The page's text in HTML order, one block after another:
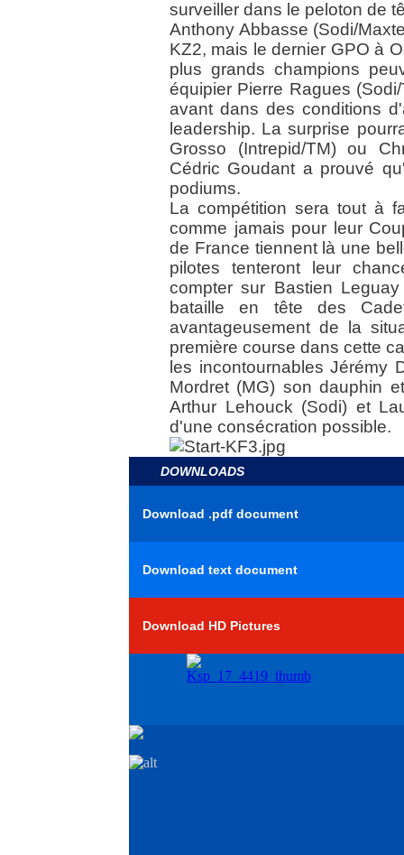
surveiller dans le peloton de
Anthony Abbasse (Sodi/
KZ2, mais le dernier GPO à
plus grands champions
équipier Pierre Ragues
avant dans des conditions
leadership. La surprise
Grosso (Intrepid/TM) ou
Cédric Goudant a prouvé
podiums.
La compétition sera tout à
comme jamais pour leur
de France tiennent là une
pilotes tenteront leur
compter sur Bastien
bataille en tête des
avantageusement de la
première course dans cette
les incontournables Jérémy
Mordret (MG) son dauphin
Arthur Lehouck (Sodi) et
d'une consécration possible.
DOWNLOADS
Download .pdf document
Download text document
Download HD Pictures